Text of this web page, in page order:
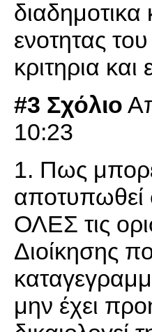
διαδημοτικα
ενοτητας
κριτηρια
#3 Σχόλιο
10:23
1. Πως
αποτυπωθεί
ΟΛΕΣ τις
Διοίκησης
μην έχει